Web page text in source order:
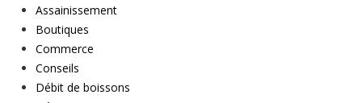
Assainissement
Boutiques
Commerce
Conseils
Débit de boissons